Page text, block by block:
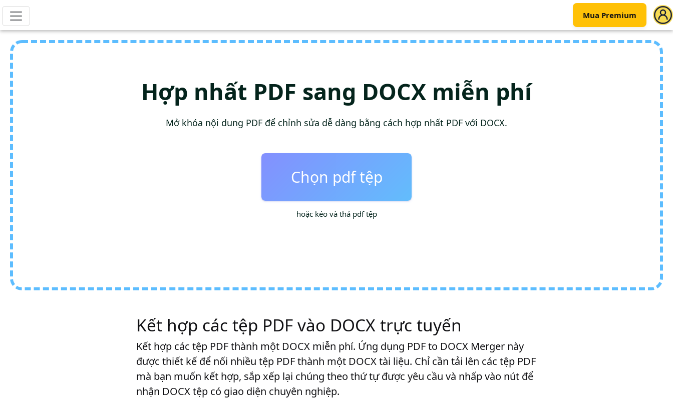
Mua Premium
Hợp nhất PDF sang DOCX miễn phí
Mở khóa nội dung PDF để chỉnh sửa dễ dàng bằng cách hợp nhất PDF với DOCX.
Chọn pdf tệp
hoặc kéo và thả pdf tệp
Kết hợp các tệp PDF vào DOCX trực tuyến
Kết hợp các tệp PDF thành một DOCX miễn phí. Ứng dụng PDF to DOCX Merger này
được thiết kế để nối nhiều tệp PDF thành một DOCX tài liệu. Chỉ cần tải lên các tệp PDF
mà bạn muốn kết hợp, sắp xếp lại chúng theo thứ tự được yêu cầu và nhấp vào nút để
nhận DOCX tệp có giao diện chuyên nghiệp.